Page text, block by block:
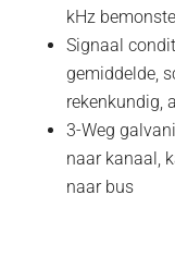
kHz
Signaal
gemiddelde,
rekenkundig,
3-Weg
naar kanaal,
naar bus